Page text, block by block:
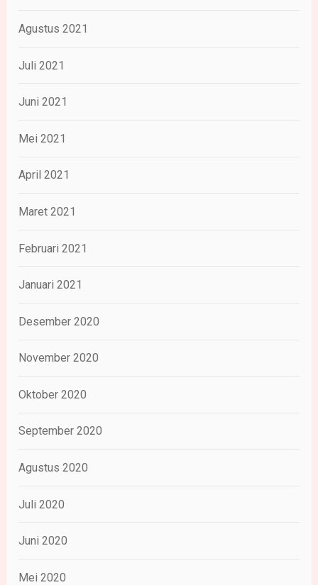
Agustus 2021
Juli 2021
Juni 2021
Mei 2021
April 2021
Maret 2021
Februari 2021
Januari 2021
Desember 2020
November 2020
Oktober 2020
September 2020
Agustus 2020
Juli 2020
Juni 2020
Mei 2020